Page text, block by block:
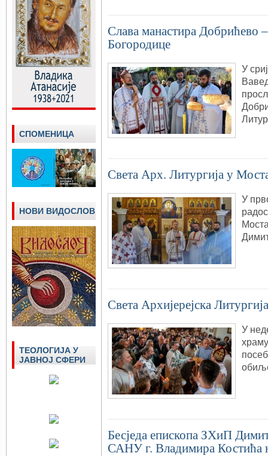
Слава манастира Добрићево
Богородице
У
Света Арх. Литургија у
У
Светa Архијерејскa
У
Бесједа епископа ЗХиП
САНУ г. Владимира Костића
СПОМЕНИЦА
НОВИ ВИДОСЛОВ
ТЕОЛОГИЈА У
ЈАВНОЈ СФЕРИ